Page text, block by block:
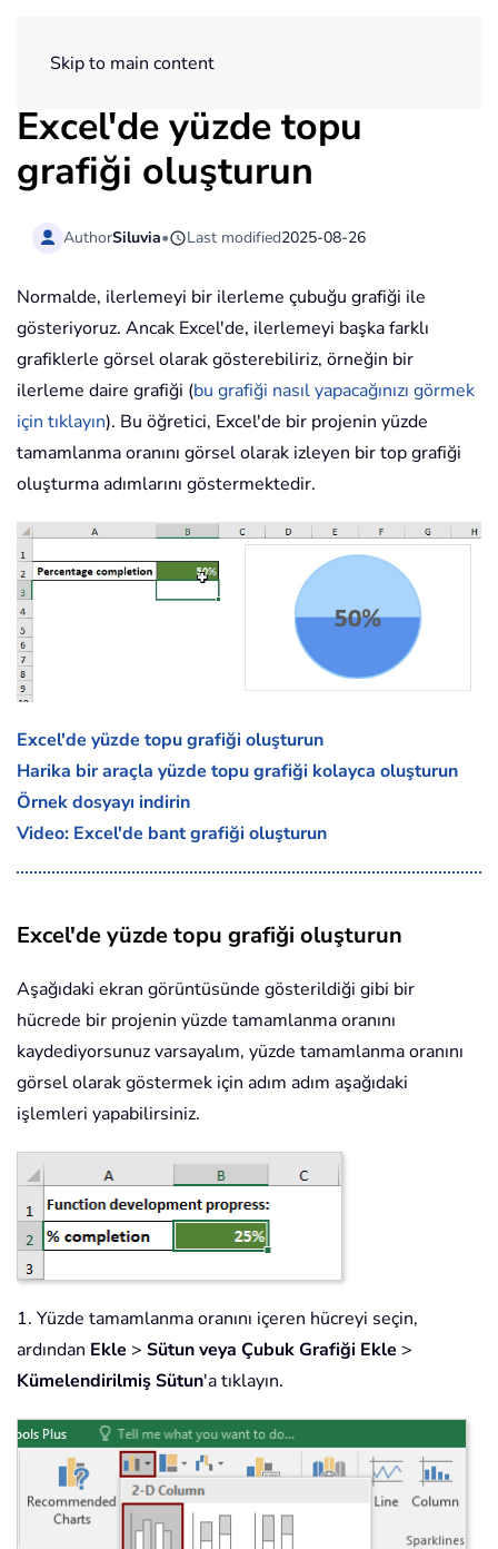
Skip to main content
Excel'de yüzde topu
grafiği oluşturun
AuthorSiluvia• Last modified2025-08-26
Normalde, ilerlemeyi bir ilerleme çubuğu grafiği ile
gösteriyoruz. Ancak Excel'de, ilerlemeyi başka farklı
grafiklerle görsel olarak gösterebiliriz, örneğin bir
ilerleme daire grafiği (bu grafiği nasıl yapacağınızı görmek
için tıklayın). Bu öğretici, Excel'de bir projenin yüzde
tamamlanma oranını görsel olarak izleyen bir top grafiği
oluşturma adımlarını göstermektedir.
Excel'de yüzde topu grafiği oluşturun
Harika bir araçla yüzde topu grafiği kolayca oluşturun
Örnek dosyayı indirin
Video: Excel'de bant grafiği oluşturun
Excel'de yüzde topu grafiği oluşturun
Aşağıdaki ekran görüntüsünde gösterildiği gibi bir
hücrede bir projenin yüzde tamamlanma oranını
kaydediyorsunuz varsayalım, yüzde tamamlanma oranını
görsel olarak göstermek için adım adım aşağıdaki
işlemleri yapabilirsiniz.
1. Yüzde tamamlanma oranını içeren hücreyi seçin,
ardından Ekle > Sütun veya Çubuk Grafiği Ekle >
Kümelendirilmiş Sütun'a tıklayın.